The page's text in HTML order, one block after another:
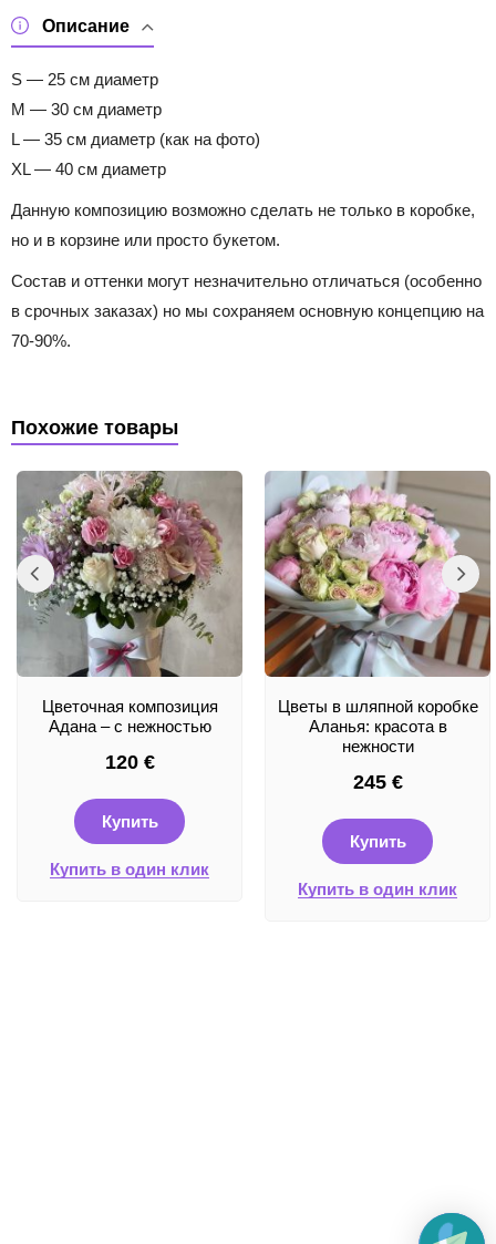
Описание
S — 25 см диаметр
M — 30 см диаметр
L — 35 см диаметр (как на фото)
XL — 40 см диаметр
Данную композицию возможно сделать не только в коробке,
но и в корзине или просто букетом.
Состав и оттенки могут незначительно отличаться (особенно
в срочных заказах) но мы сохраняем основную концепцию на
70-90%.
Похожие товары
Цветочная композиция
Адана – с нежностью
120 €
Купить
Купить в один клик
Цветы в шляпной коробке
Аланья: красота в
нежности
245 €
Купить
Купить в один клик